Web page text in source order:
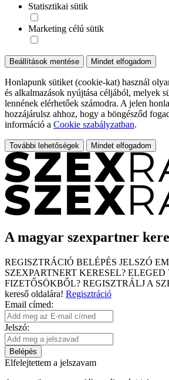
Statisztikai sütik
Marketing célú sütik
Beállítások mentése Mindet elfogadom
Honlapunk sütiket (cookie-kat) használ
és alkalmazások nyújtása céljából, melyek
lennének elérhetőek számodra. A jelen
hozzájárulsz ahhoz, hogy a böngésződ
információ a Cookie szabályzatban.
További lehetőségek Mindet elfogadom
A magyar szexpartner
REGISZTRÁCIÓ BELÉPÉS JELSZÓ
SZEXPARTNERT KERESEL? ELEGED
FIZETŐSÖKBŐL? REGISZTRÁLJ A
kereső oldalára! Regisztráció
Email címed:
Jelszó:
Belépés
Elfelejtettem a jelszavam